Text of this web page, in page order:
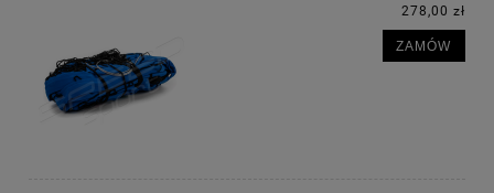
278,00 zł
ZAMÓW